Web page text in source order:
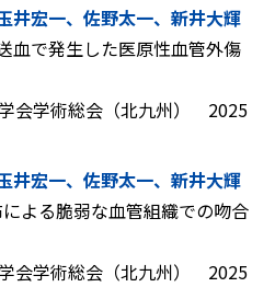
井宏一、佐野太一、新井大輝
血で発生した医原性血管外傷
会学術総会（北九州） 2025
井宏一、佐野太一、新井大輝
よる脆弱な血管組織での吻合
会学術総会（北九州） 2025